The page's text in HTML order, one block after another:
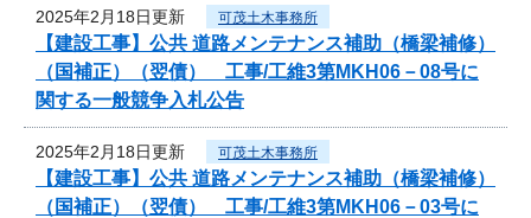
2025年2月18日更新 可茂土木事務所
【建設工事】公共 道路メンテナンス補助（橋梁補修）
（国補正）（翌債） 工事/工維3第MKH06－08号に
関する一般競争入札公告
2025年2月18日更新 可茂土木事務所
【建設工事】公共 道路メンテナンス補助（橋梁補修）
（国補正）（翌債） 工事/工維3第MKH06－03号に